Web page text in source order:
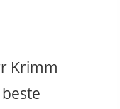
Krimm